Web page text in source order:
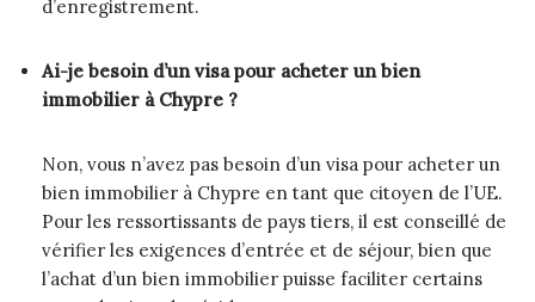
d’enregistrement.
Ai-je besoin d’un visa pour acheter un bien
immobilier à Chypre ?
Non, vous n’avez pas besoin d’un visa pour acheter un
bien immobilier à Chypre en tant que citoyen de l’UE.
Pour les ressortissants de pays tiers, il est conseillé de
vérifier les exigences d’entrée et de séjour, bien que
l’achat d’un bien immobilier puisse faciliter certains